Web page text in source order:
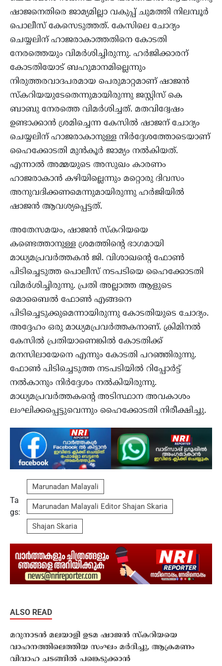
ഷാജനെതിരെ ​​ജാമ്യമില്ലാ വകുപ്പ് ചുമത്തി നിലമ്പൂർ
പൊലീസ് കേസെടുത്തത്. കേസിലെ ചോദ്യം
ചെയ്യലിന് ഹാജരാകാത്തതിനെ കോടതി
നേരത്തെയും വിമർശിച്ചിരുന്നു. ഹർജിക്കാരന്
കോടതിയോട് ബഹുമാനമില്ലെന്നും
നിരുത്തരവാദപരമായ പെരുമാറ്റമാണ് ഷാജൻ
സ്കറിയയുടേതെന്നുമായിരുന്നു ജസ്റ്റിസ് കെ
ബാബു നേരത്തെ വിമർശിച്ചത്. മതവിദ്വേഷം
ഉണ്ടാക്കാൻ ശ്രമിച്ചെന്ന കേസിൽ ഷാജന് ചോദ്യം
ചെയ്യലിന് ഹാജരാകാനുള്ള നിർദ്ദേശത്തോടെയാണ്
ഹൈക്കോടതി മുൻകൂർ ജാമ്യം നൽകിയത്.
എന്നാൽ അമ്മയുടെ അസുഖം കാരണം
ഹാജരാകാൻ കഴിയില്ലെന്നും മറ്റൊരു ദിവസം
അനുവദിക്കണമെന്നുമായിരുന്നു ഹർജിയിൽ
ഷാജൻ ആവശ്യപ്പെട്ടത്.
അതേസമയം, ഷാജന്‍ സ്കറിയയെ
കണ്ടെത്താനുള്ള ശ്രമത്തിന്‍റെ ഭാഗമായി
മാധ്യമപ്രവര്‍ത്തകന്‍ ജി. വിശാഖന്‍റെ ഫോണ്‍
പിടിച്ചെടുത്ത പൊലീസ് നടപടിയെ ഹൈക്കോടതി
വിമർശിച്ചിരുന്നു. പ്രതി അല്ലാത്ത ആളുടെ
മൊബൈൽ ഫോണ്‍ എങ്ങനെ
പിടിച്ചെടുക്കുമെന്നായിരുന്നു കോടതിയുടെ ചോദ്യം.
അദ്ദേഹം ഒരു മാധ്യമപ്രവർത്തകനാണ്. ക്രിമിനൽ
കേസിൽ പ്രതിയാണെങ്കിൽ കോടതിക്ക്
മനസിലായേനെ എന്നും കോടതി പറഞ്ഞിരുന്നു.
ഫോൺ പിടിച്ചെടുത്ത നടപടിയിൽ റിപ്പോർട്ട്‌
നൽകാനും നിർദ്ദേശം നൽകിയിരുന്നു.
മാധ്യമപ്രവർത്തകന്‍റെ അടിസ്ഥാന അവകാശം
ലംഘിക്കപ്പെട്ടുവെന്നും ഹൈക്കോടതി നിരീക്ഷിച്ചു.
Ta
gs:
Marunadan Malayali
Marunadan Malayali Editor Shajan Skaria
Shajan Skaria
ALSO READ
മറുനാടൻ മലയാളി ഉടമ ഷാജൻ സ്കറിയയെ
വാഹനത്തിലെത്തിയ സംഘം മർദിച്ചു, ആക്രമണം
വിവാഹ ചടങ്ങിൽ പങ്കെടുക്കാൻ